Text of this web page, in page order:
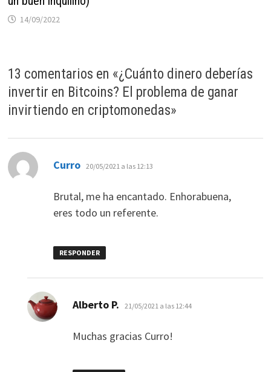
14/09/2022
13 comentarios en «¿Cuánto dinero deberías
invertir en Bitcoins? El problema de ganar
invirtiendo en criptomonedas»
Curro dice:
20/05/2021 a las 12:13
Brutal, me ha encantado. Enhorabuena,
eres todo un referente.
RESPONDER
Alberto P. dice:
21/05/2021 a las 12:44
Muchas gracias Curro!